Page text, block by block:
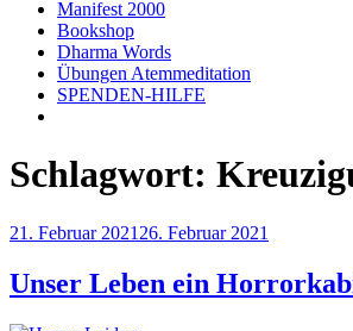
Manifest 2000
Bookshop
Dharma Words
Übungen Atemmeditation
SPENDEN-HILFE
Schlagwort:
Veröffentlicht
21. Februar 2021 26. Februar 2021
Unser Leben ein